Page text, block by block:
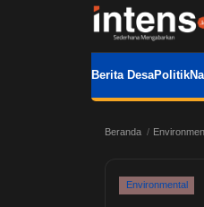
Berita DesaPolitik
Beranda
Environmental